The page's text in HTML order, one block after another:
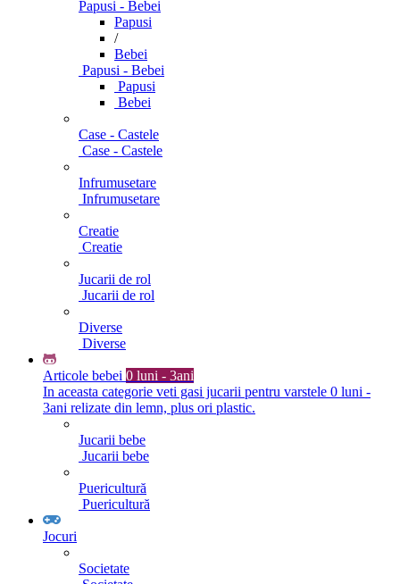
Papusi - Bebei
Papusi
/
Bebei
Papusi - Bebei
Papusi
Bebei
Case - Castele
Case - Castele
Infrumusetare
Infrumusetare
Creatie
Creatie
Jucarii de rol
Jucarii de rol
Diverse
Diverse
Articole bebei 0 luni - 3ani
In aceasta categorie veti gasi jucarii pentru varstele 0 luni -
3ani relizate din lemn, plus ori plastic.
Jucarii bebe
Jucarii bebe
Puericultură
Puericultură
Jocuri
Societate